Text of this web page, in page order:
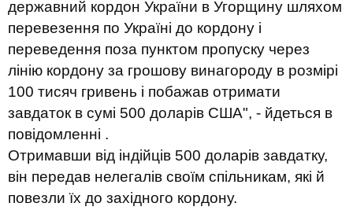
державний кордон України в Угорщину шляхом
перевезення по Україні до кордону і
переведення поза пунктом пропуску через
лінію кордону за грошову винагороду в розмірі
100 тисяч гривень і побажав отримати
завдаток в сумі 500 доларів США", - йдеться в
повідомленні .
Отримавши від індійців 500 доларів завдатку,
він передав нелегалів своїм спільникам, які й
повезли їх до західного кордону.